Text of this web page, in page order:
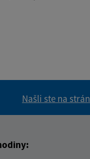
Našli ste na